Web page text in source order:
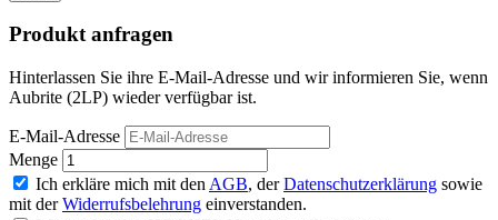
Produkt anfragen
Hinterlassen Sie ihre E-Mail-Adresse und wir informieren Sie, wenn
Aubrite (2LP) wieder verfügbar ist.
E-Mail-Adresse
Menge
Ich erkläre mich mit den AGB, derDatenschutzerklärung sowie
mit derWiderrufsbelehrung einverstanden.